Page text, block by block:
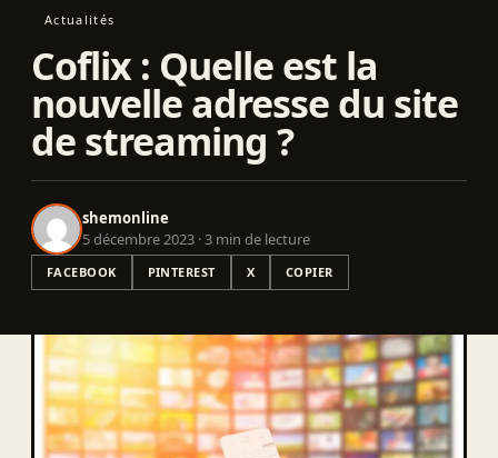
Actualités
Coflix : Quelle est la
nouvelle adresse du site
de streaming ?
shemonline
5 décembre 2023 · 3 min de lecture
FACEBOOK PINTEREST X COPIER